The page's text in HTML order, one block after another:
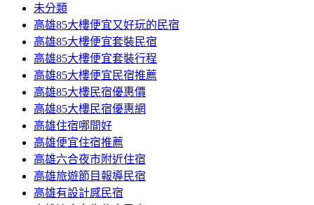
未分類
高雄85大樓便宜又好玩的民宿
高雄85大樓便宜套裝民宿
高雄85大樓便宜套裝行程
高雄85大樓便宜民宿推薦
高雄85大樓民宿優惠價
高雄85大樓民宿優惠網
高雄住宿哪間好
高雄便宜住宿推薦
高雄六合夜市附近住宿
高雄旅遊節目報導民宿
高雄有設計感民宿